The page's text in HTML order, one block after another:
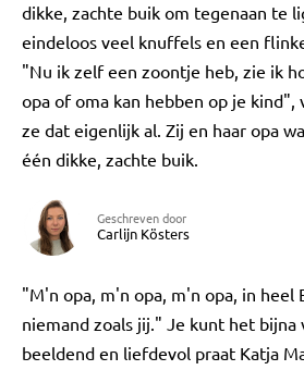
dikke, zachte buik om tegenaan te
eindeloos veel knuffels en een
"Nu ik zelf een zoontje heb, zie ik
opa of oma kan hebben op je
ze dat eigenlijk al. Zij en haar opa
één dikke, zachte buik.
Geschreven door
Carlijn Kösters
"M'n opa, m'n opa, m'n opa, in heel
niemand zoals jij." Je kunt het bijna
beeldend en liefdevol praat Katja